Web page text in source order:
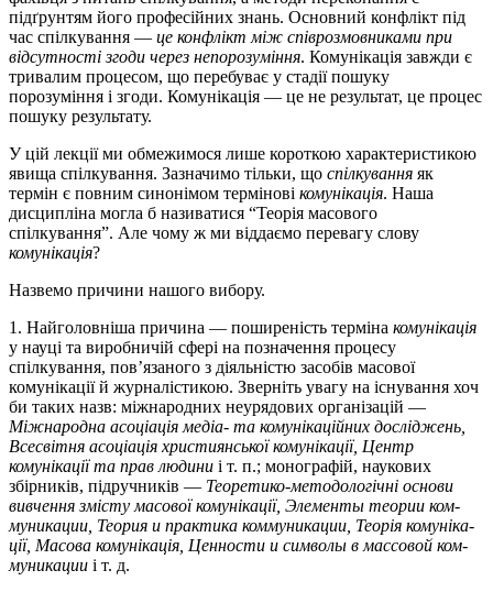
підґрунтям йо­го професійних знань. Основний конфлікт під
час спілкування — це конфлікт між співрозмовниками при
відсут­ності згоди через непорозуміння. Комунікація завжди є
тривалим процесом, що пере­буває у стадії пошуку
порозуміння і згоди. Комунікація — це не ре­зуль­тат, це процес
пошуку результату.
У цій лекції ми обмежимося лише короткою характеристикою
явища спілкування. Зазначимо тільки, що спілкування як
термін є повним синонімом термінові комунікація. Наша
дисципліна могла б називатися “Теорія масового
спілкування”. Але чому ж ми віддаємо перевагу слову
комунікація?
Назвемо причини нашого вибору.
1. Найголовніша причина — поширеність терміна комунікація
у науці та виробничій сфері на позначення процесу
спілкування, пов’язаного з діяльністю засобів масової
комунікації й журналі­сти­­кою. Зверніть увагу на існування хоч
би таких назв: міжнарод­них неурядових організацій —
Міжнародна асоціація медіа- та комунікаційних досліджень,
Всесвітня асоціація християнської ко­­му­нікації, Центр
комунікації та прав людини і т. п.; монографій, нау­кових
збірників, підручників — Теоретико-методологічні ос­но­ви
вивчення змісту масової комунікації, Элементы теории ком­
муникации, Теория и практика коммуникации, Теорія кому­ні­ка­
ції, Масова комунікація, Ценности и символы в массовой ком­
муни­кации і т. д.